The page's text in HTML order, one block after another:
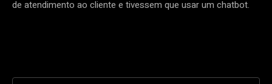
de atendimento ao cliente e tivessem que usar um chatbot.